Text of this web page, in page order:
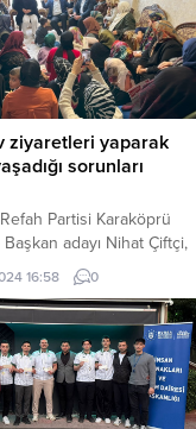
fiyatları güne yatay
Küresel ekonomik
altın fiyatlarını
devam ediyor. Gram...
ziyaretleri yaparak
sorunları
Partisi Karaköprü
adayı Nihat Çiftçi,
yaparak halkın
dinliyor, çözüm
anlatıyor. Yerel seçim
kapsamında saha
sürdüren Yeniden
Karaköprü Belediye
Nihat Çiftçi, hane
16:58 0